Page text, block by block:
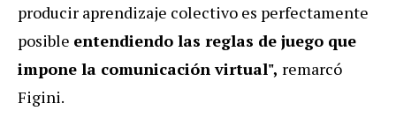
producir aprendizaje colectivo es perfectamente
posible entendiendo las reglas de juego que
impone la comunicación virtual", remarcó
Figini.